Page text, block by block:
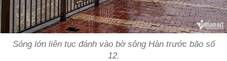
Sóng lớn liên tục đánh vào bờ sông Hàn trước bão số
12.